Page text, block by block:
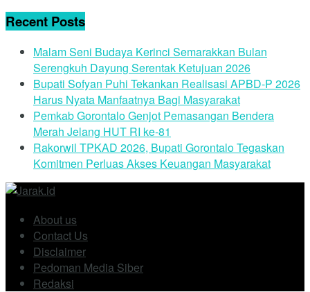
Recent Posts
Malam Seni Budaya Kerinci Semarakkan Bulan
Serengkuh Dayung Serentak Ketujuan 2026
Bupati Sofyan Puhi Tekankan Realisasi APBD-P 2026
Harus Nyata Manfaatnya Bagi Masyarakat
Pemkab Gorontalo Genjot Pemasangan Bendera
Merah Jelang HUT RI ke-81
Rakorwil TPKAD 2026, Bupati Gorontalo Tegaskan
Komitmen Perluas Akses Keuangan Masyarakat
About us
Contact Us
Disclaimer
Pedoman Media Siber
Redaksi